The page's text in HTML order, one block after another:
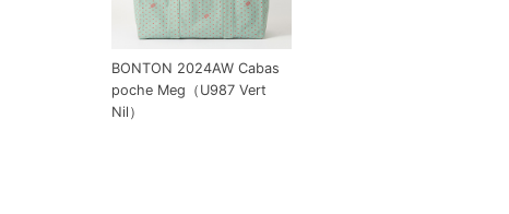
BONTON 2024AW Cabas
poche Meg（U987 Vert
Nil）